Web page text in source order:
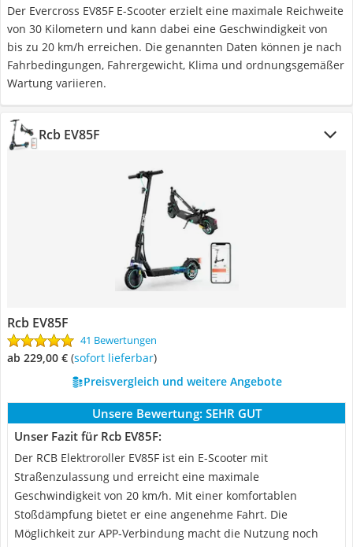
Der Evercross EV85F E-Scooter erzielt eine maximale Reichweite
von 30 Kilometern und kann dabei eine Geschwindigkeit von
bis zu 20 km/h erreichen. Die genannten Daten können je nach
Fahrbedingungen, Fahrergewicht, Klima und ordnungsgemäßer
Wartung variieren.
Rcb ‎EV85F
Rcb ‎EV85F
41 Bewertungen
ab 229,00 € ( Sofort lieferbar)
Preisvergleich und weitere Angebote
Unsere Bewertung: SEHR GUT
Unser Fazit für Rcb ‎EV85F:
Der RCB Elektroroller EV85F ist ein E-Scooter mit
Straßenzulassung und erreicht eine maximale
Geschwindigkeit von 20 km/h. Mit einer komfortablen
Stoßdämpfung bietet er eine angenehme Fahrt. Die
Möglichkeit zur APP-Verbindung macht die Nutzung noch